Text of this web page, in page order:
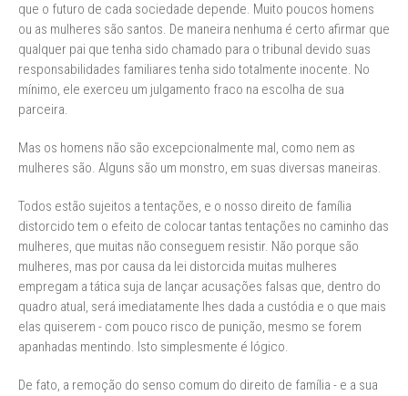
que o futuro de cada sociedade depende. Muito poucos homens
ou as mulheres são santos. De maneira nenhuma é certo afirmar que
qualquer pai que tenha sido chamado para o tribunal devido suas
responsabilidades familiares tenha sido totalmente inocente. No
mínimo, ele exerceu um julgamento fraco na escolha de sua
parceira.
Mas os homens não são excepcionalmente mal, como nem as
mulheres são. Alguns são um monstro, em suas diversas maneiras.
Todos estão sujeitos a tentações, e o nosso direito de família
distorcido tem o efeito de colocar tantas tentações no caminho das
mulheres, que muitas não conseguem resistir. Não porque são
mulheres, mas por causa da lei distorcida muitas mulheres
empregam a tática suja de lançar acusações falsas que, dentro do
quadro atual, será imediatamente lhes dada a custódia e o que mais
elas quiserem - com pouco risco de punição, mesmo se forem
apanhadas mentindo. Isto simplesmente é lógico.
De fato, a remoção do senso comum do direito de família - e a sua